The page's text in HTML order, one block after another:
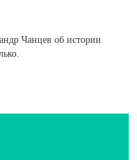
Чанцев об истории